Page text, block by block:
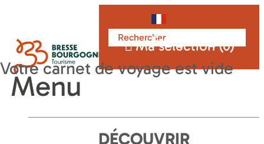
Français
Ma sélection (0)
Menu
DÉCOUVRIR